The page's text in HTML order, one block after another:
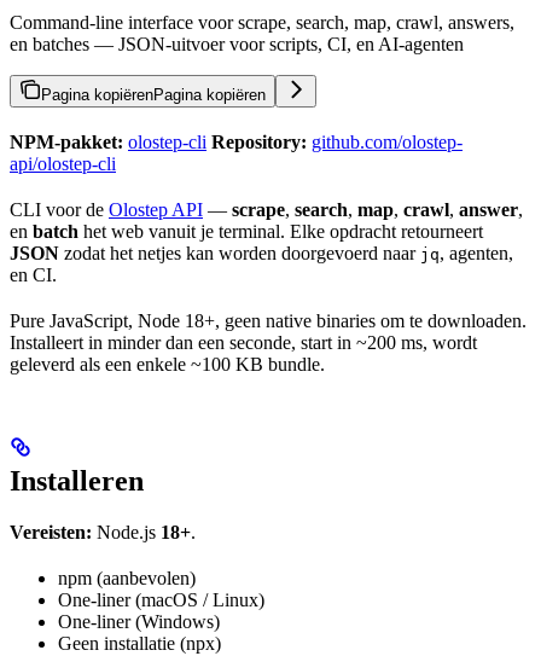
Command-line interface voor scrape, search, map, crawl, answers,
en batches — JSON-uitvoer voor scripts, CI, en AI-agenten
Pagina kopiërenPagina kopiëren
NPM-pakket: olostep-cli Repository: github.com/olostep-
api/olostep-cli
CLI voor de Olostep API — scrape, search, map, crawl, answer,
en batch het web vanuit je terminal. Elke opdracht retourneert
JSON zodat het netjes kan worden doorgevoerd naar jq, agenten,
en CI.
Pure JavaScript, Node 18+, geen native binaries om te downloaden.
Installeert in minder dan een seconde, start in ~200 ms, wordt
geleverd als een enkele ~100 KB bundle.
Installeren
Vereisten: Node.js 18+.
npm (aanbevolen)
One-liner (macOS / Linux)
One-liner (Windows)
Geen installatie (npx)